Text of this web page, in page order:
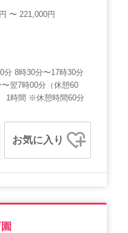
〜 221,000円
分 8時30分〜17時30分
翌7時00分（休憩60
1時間 ※休憩時間60分
お気に入り